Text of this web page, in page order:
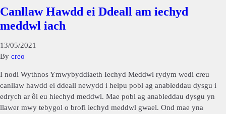
Canllaw Hawdd ei Ddeall am iechyd
meddwl iach
13/05/2021
By creo
I nodi Wythnos Ymwybyddiaeth Iechyd Meddwl rydym wedi creu
canllaw hawdd ei ddeall newydd i helpu pobl ag anableddau dysgu i
edrych ar ôl eu hiechyd meddwl. Mae pobl ag anableddau dysgu yn
llawer mwy tebygol o brofi iechyd meddwl gwael. Ond mae yna